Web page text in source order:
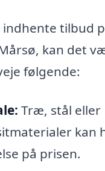
indhente tilbud
kan det
følgende:
Træ, stål eller
kan
på prisen.